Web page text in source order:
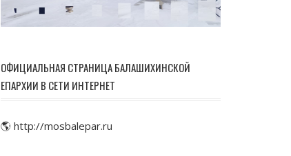
ОФИЦИАЛЬНАЯ СТРАНИЦА БАЛАШИХИНСКОЙ
ЕПАРХИИ В СЕТИ ИНТЕРНЕТ
🌎 http://mosbalepar.ru